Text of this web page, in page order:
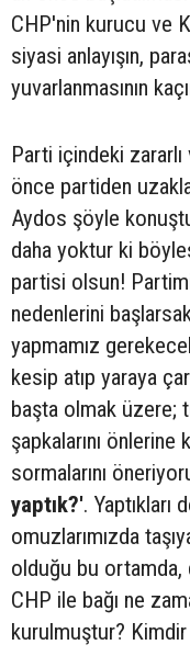
CHP'nin kurucu ve
siyasi anlayışın,
yuvarlanmasının
Parti içindeki zararlı
önce partiden
Aydos şöyle
daha yoktur ki
partisi olsun!
nedenlerini
yapmamız
kesip atıp yaraya
başta olmak üzere;
şapkalarını
sormalarını
yaptık?'. Yaptıkları
omuzlarımızda
olduğu bu ortamda,
CHP ile bağı ne
kurulmuştur?